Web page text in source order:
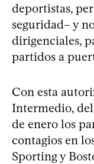
deportistas,
seguridad– y
dirigenciales,
partidos a
Con esta
Intermedio, del
de enero los
contagios en
Sporting y